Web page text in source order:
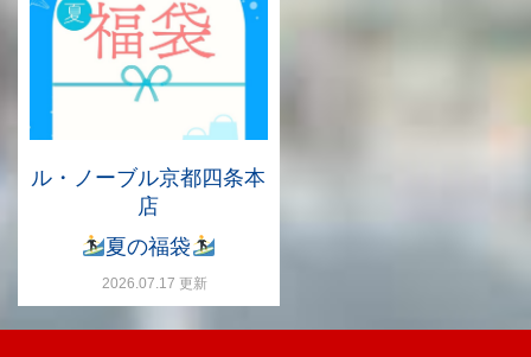
ル・ノーブル京都四条本
店
夏の福袋
2026.07.17 更新